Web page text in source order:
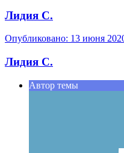
Лидия С.
Опубликовано: 13 июня
Лидия С.
Автор темы